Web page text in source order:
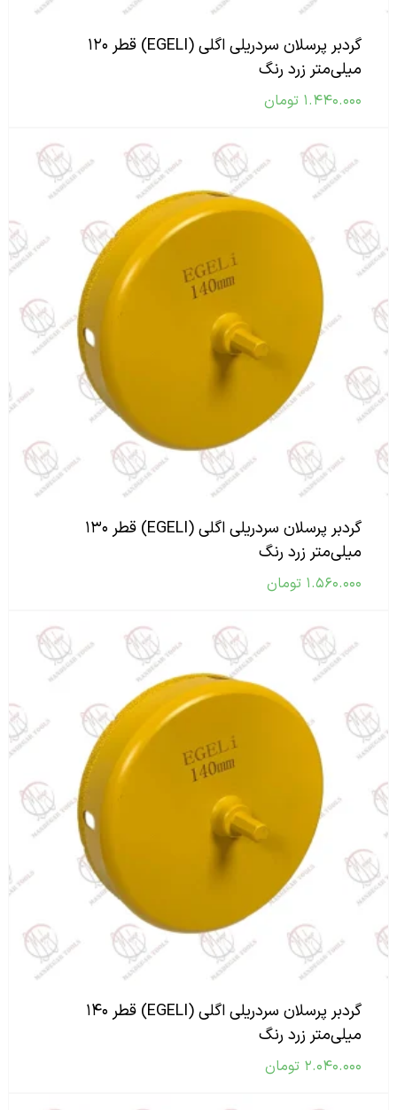
گردبر پرسلان سردریلی اگلی (EGELI) قطر ۱۲۰
میلی‌متر زرد رنگ
۱.۴۴۰.۰۰۰ تومان
گردبر پرسلان سردریلی اگلی (EGELI) قطر ۱۳۰
میلی‌متر زرد رنگ
۱.۵۶۰.۰۰۰ تومان
گردبر پرسلان سردریلی اگلی (EGELI) قطر ۱۴۰
میلی‌متر زرد رنگ
۲.۰۴۰.۰۰۰ تومان